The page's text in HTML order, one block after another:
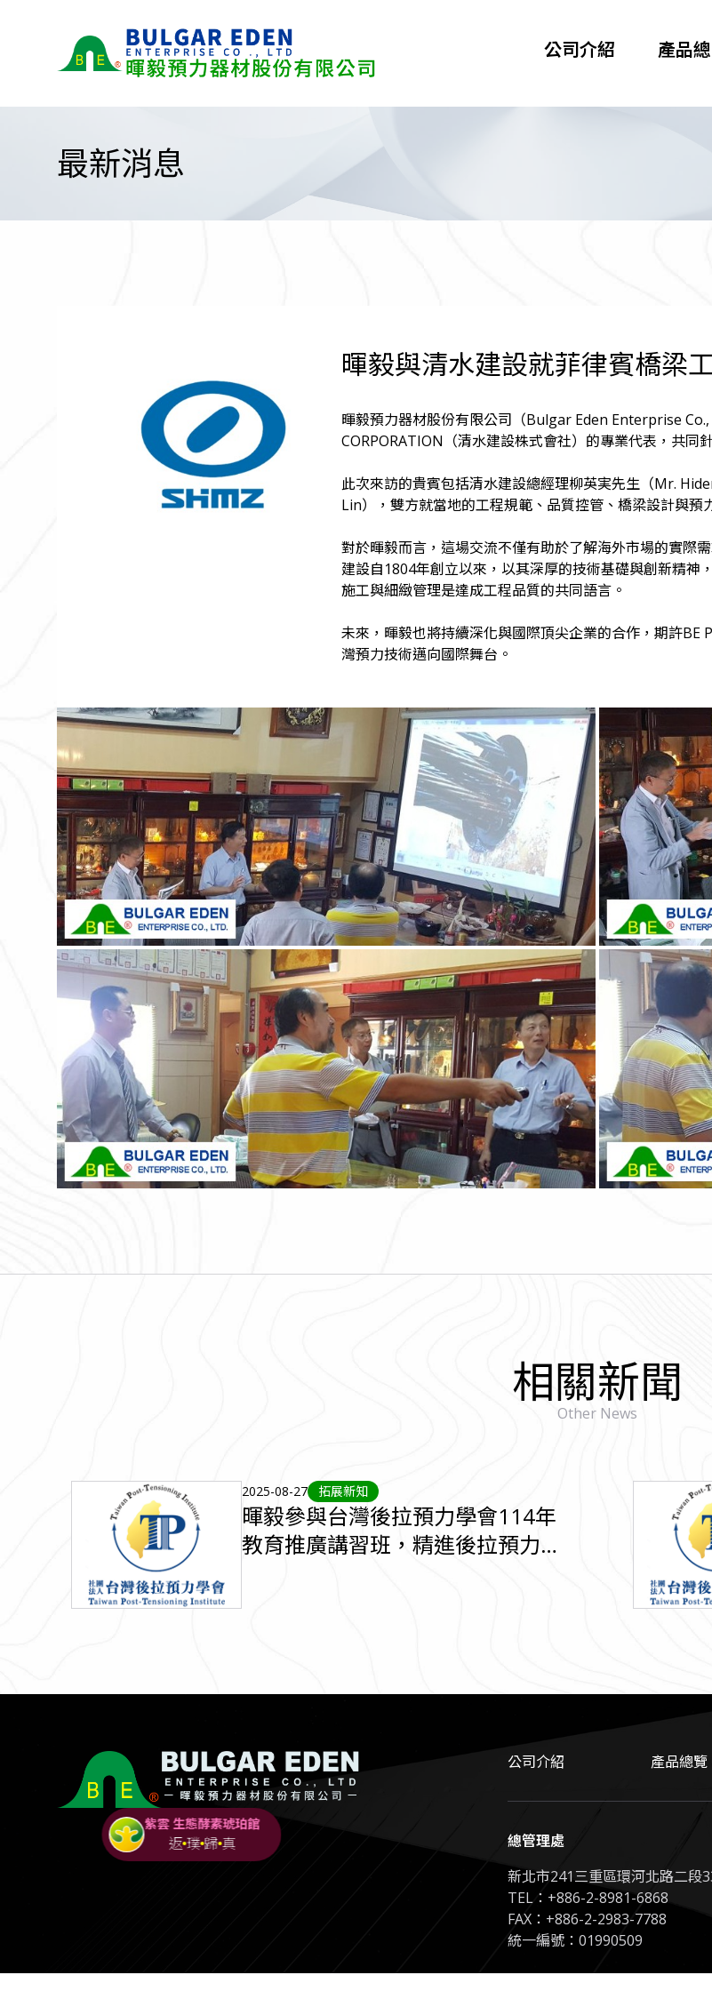
公司介紹 產品
最新消息
暉毅與清水建設就菲律賓橋梁
暉毅預力器材股份有限公司（Bulgar Eden Enterprise
CORPORATION（清水建設株式會社）的專業代表，共同
此次來訪的貴賓包括清水建設總經理柳英実先生（Mr.
Lin），雙方就當地的工程規範、品質控管、橋梁設計與預
對於暉毅而言，這場交流不僅有助於了解海外市場的實際
建設自1804年創立以來，以其深厚的技術基礎與創新精
施工與細緻管理是達成工程品質的共同語言。
未來，暉毅也將持續深化與國際頂尖企業的合作，期許
灣預力技術邁向國際舞台。
相關新聞
Other News
2025-08-27 拓展新知
暉毅參與台灣後拉預力學會114年
教育推廣講習班，精進後拉預力與
紫雲 生態酵素琥珀館
返璞歸真
公司介紹 產品總覽
總管理處
新北市241三重區環河北路二段
TEL： +886-2-8981-6868
FAX：+886-2-2983-7788
統一編號：01990509